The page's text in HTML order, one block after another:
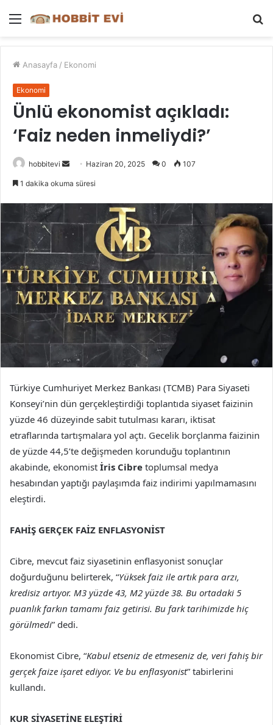
Menü
Anasayfa / Ekonomi
Ekonomi
Ünlü ekonomist açıkladı:
‘Faiz neden inmeliydi?’
hobbitevi
Bir
göndermek
Haziran 20, 2025 0 107
1 dakika okuma süresi
Türkiye Cumhuriyet Merkez Bankası (TCMB) Para Siyaseti
Konseyi’nin dün gerçekleştirdiği toplantıda siyaset faizinin
yüzde 46 düzeyinde sabit tutulması kararı, iktisat
etraflarında tartışmalara yol açtı. Gecelik borçlanma faizinin
de yüzde 44,5’te değişmeden korunduğu toplantının
akabinde, ekonomist İris Cibre toplumsal medya
hesabından yaptığı paylaşımda faiz indirimi yapılmamasını
eleştirdi.
FAHİŞ GERÇEK FAİZ ENFLASYONİST
Cibre, mevcut faiz siyasetinin enflasyonist sonuçlar
doğurduğunu belirterek, “Yüksek faiz ile artık para arzı,
kredisiz artıyor. M3 yüzde 43, M2 yüzde 38. Bu ortadaki 5
puanlık farkın tamamı faiz getirisi. Bu fark tarihimizde hiç
görülmedi” dedi.
Ekonomist Cibre, “Kabul etseniz de etmeseniz de, veri fahiş bir
gerçek faize işaret ediyor. Ve bu enflasyonist” tabirlerini
kullandı.
KUR SİYASETİNE ELEŞTİRİ